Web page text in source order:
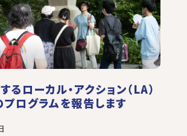
るローカル・アクション（LA）
ログラムを報告します